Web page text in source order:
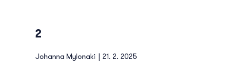
2
Johanna Mylonaki | 21. 2. 2025